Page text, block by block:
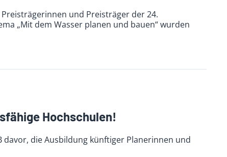
Preisträgerinnen und Preisträger der 24.
„Mit dem Wasser planen und bauen“ wurden
Hochschulen!
die Ausbildung künftiger Planerinnen und